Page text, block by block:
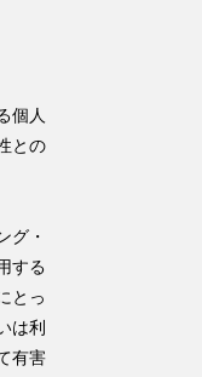
個人
との
グ・
する
とっ
は利
有害